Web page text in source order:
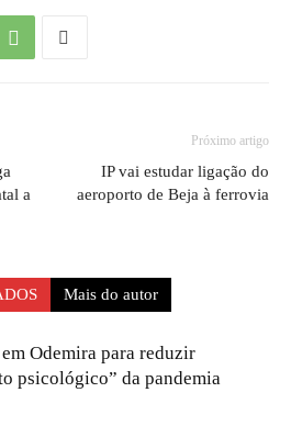
a
Próximo artigo
IP vai estudar ligação do
aeroporto de Beja à ferrovia
Mais do autor
Odemira para reduzir
psicológico” da pandemia